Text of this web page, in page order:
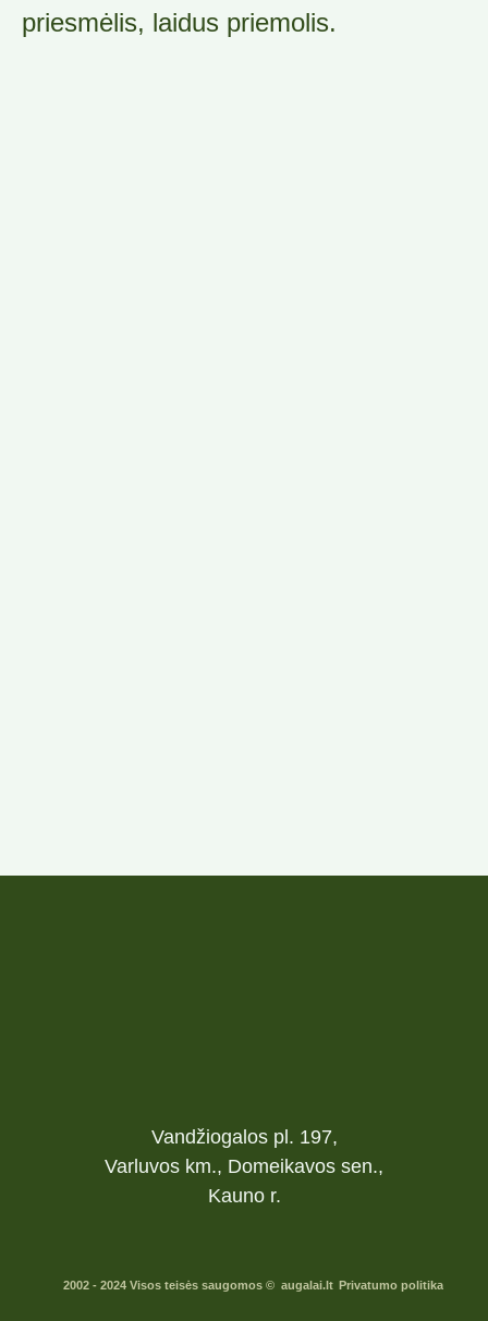
priesmėlis, laidus priemolis.
Vandžiogalos pl. 197,
Varluvos km., Domeikavos sen.,
Kauno r.
2002 - 2024 Visos teisės saugomos © augalai.lt Privatumo politika